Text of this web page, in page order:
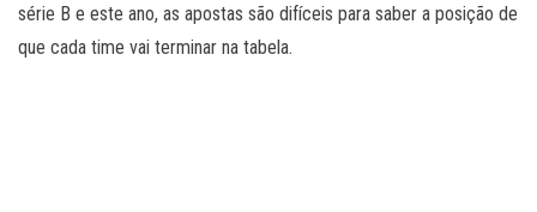
série B e este ano, as apostas são difíceis para saber a posição de
que cada time vai terminar na tabela.